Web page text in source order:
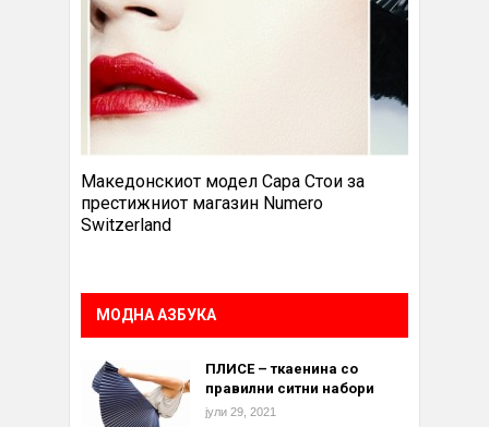
Македонскиот модел Сара Стои за
престижниот магазин Numero
Switzerland
МОДНА АЗБУКА
ПЛИСЕ – ткаенина со
правилни ситни набори
јули 29, 2021